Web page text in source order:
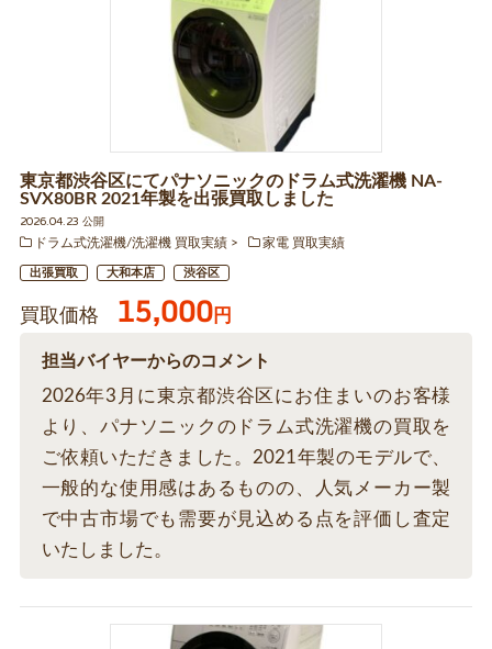
東京都渋谷区にてパナソニックのドラム式洗濯機 NA-
SVX80BR 2021年製を出張買取しました
2026.04.23 公開
ドラム式洗濯機/洗濯機 買取実績
家電 買取実績
出張買取 大和本店 渋谷区
買取価格 15,000円
担当バイヤーからのコメント
2026年3月に東京都渋谷区にお住まいのお客様
より、パナソニックのドラム式洗濯機の買取を
ご依頼いただきました。2021年製のモデルで、
一般的な使用感はあるものの、人気メーカー製
で中古市場でも需要が見込める点を評価し査定
いたしました。